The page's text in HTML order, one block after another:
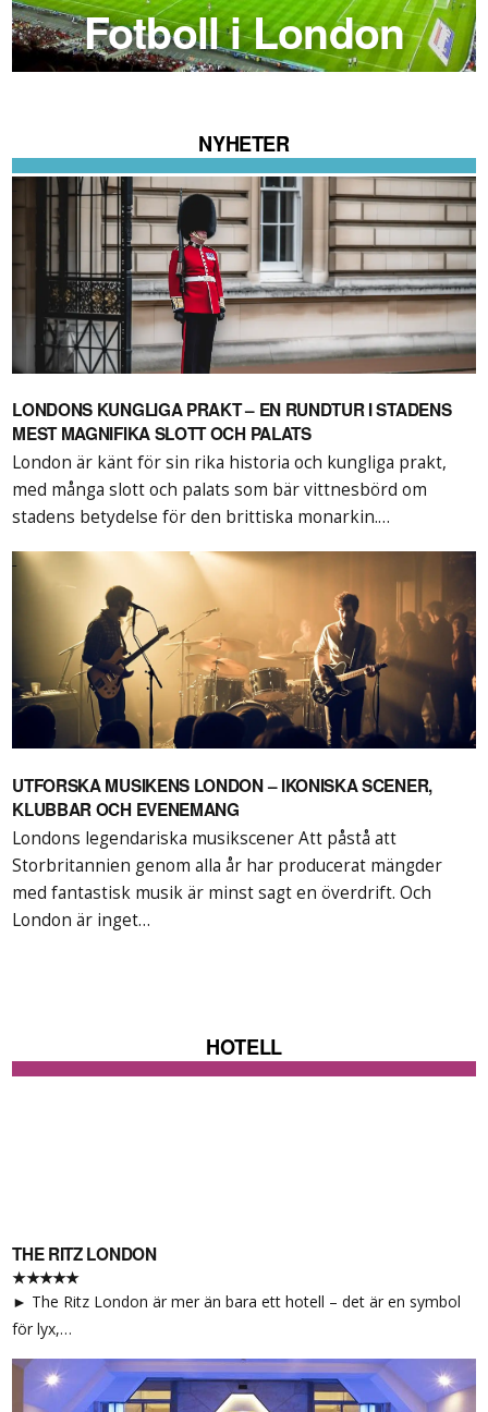
Fotboll i London
NYHETER
LONDONS KUNGLIGA PRAKT – EN RUNDTUR I STADENS
MEST MAGNIFIKA SLOTT OCH PALATS
London är känt för sin rika historia och kungliga prakt,
med många slott och palats som bär vittnesbörd om
stadens betydelse för den brittiska monarkin.…
UTFORSKA MUSIKENS LONDON – IKONISKA SCENER,
KLUBBAR OCH EVENEMANG
Londons legendariska musikscener Att påstå att
Storbritannien genom alla år har producerat mängder
med fantastisk musik är minst sagt en överdrift. Och
London är inget…
HOTELL
THE RITZ LONDON
★★★★★
► The Ritz London är mer än bara ett hotell – det är en symbol
för lyx,…